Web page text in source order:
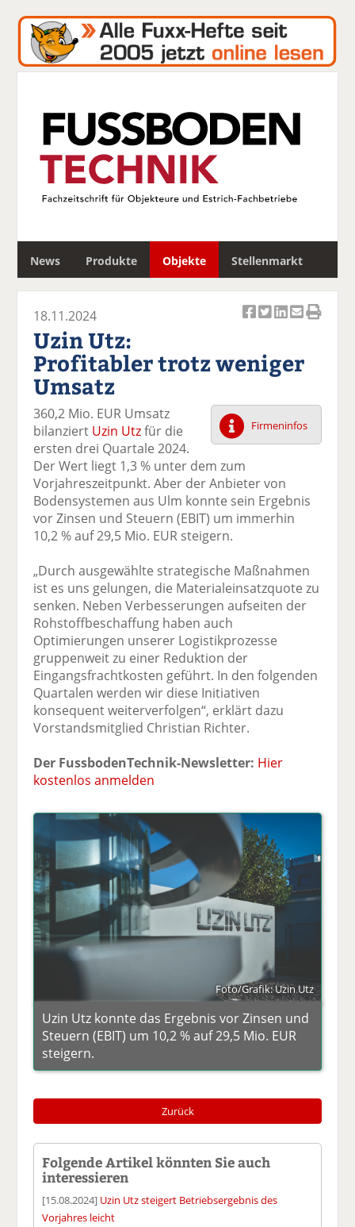
News Produkte Objekte Stellenmarkt
c
k
uf
F
ac
e
b
o
o
il
e
n
k
el
wi
tt
er
k
el
uf
Li
n
e
di
n
e
n
k
er
E
m
v
er
d
e
n
ck
e
18.11.2024
Uzin Utz:
Profitabler trotz weniger
Umsatz
Firmeninfos
360,2 Mio. EUR Umsatz
bilanziert Uzin Utzfür die
ersten drei Quartale 2024.
Der Wert liegt 1,3 % unter dem zum
Vorjahreszeitpunkt. Aber der Anbieter von
Bodensystemen aus Ulm konnte sein Ergebnis
vor Zinsen und Steuern (EBIT) um immerhin
10,2 % auf 29,5 Mio. EUR steigern.
„Durch ausgewählte strategische Maßnahmen
ist es uns gelungen, die Materialeinsatzquote zu
senken. Neben Verbesserungen aufseiten der
Rohstoffbeschaffung haben auch
Optimierungen unserer Logistikprozesse
gruppenweit zu einer Reduktion der
Eingangsfrachtkosten geführt. In den folgenden
Quartalen werden wir diese Initiativen
konsequent weiterverfolgen“, erklärt dazu
Vorstandsmitglied Christian Richter.
Der FussbodenTechnik-Newsletter: Hier
kostenlos anmelden
Foto/Grafik: Uzin Utz
Uzin Utz konnte das Ergebnis vor Zinsen und
Steuern (EBIT) um 10,2 % auf 29,5 Mio. EUR
steigern.
Zurück
Folgende Artikel könnten Sie auch
interessieren
[15.08.2024] Uzin Utz steigert Betriebsergebnis des
Vorjahres leicht